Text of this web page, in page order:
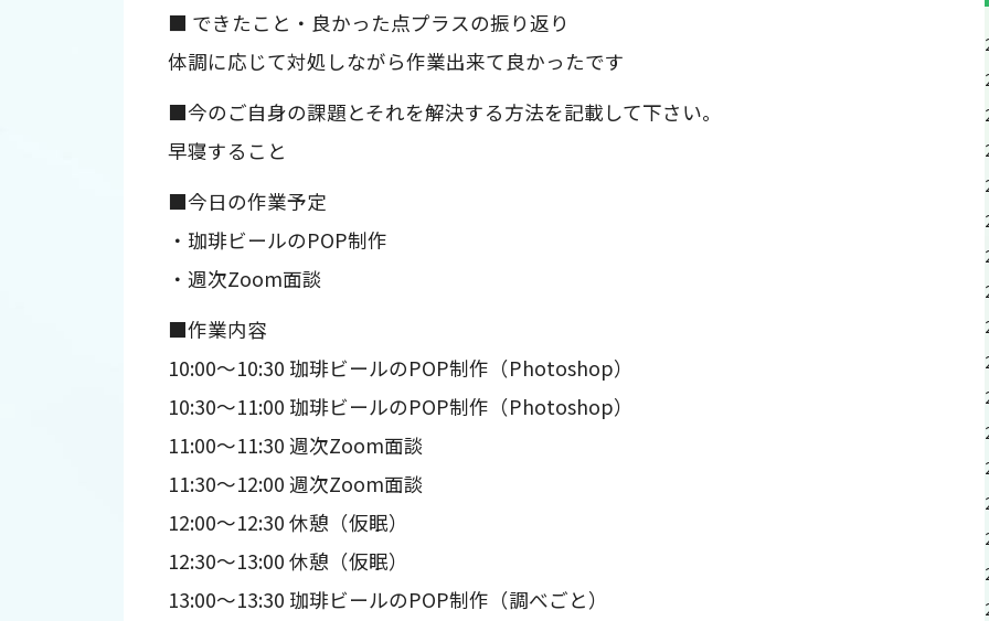
■ できたこと・良かった点プラスの振り返り
体調に応じて対処しながら作業出来て良かったです
■今のご自身の課題とそれを解決する方法を記載して下さい。
早寝すること
■今日の作業予定
・珈琲ビールのPOP制作
・週次Zoom面談
■作業内容
10:00～10:30 珈琲ビールのPOP制作（Photoshop）
10:30～11:00 珈琲ビールのPOP制作（Photoshop）
11:00～11:30 週次Zoom面談
11:30～12:00 週次Zoom面談
12:00～12:30 休憩（仮眠）
12:30～13:00 休憩（仮眠）
13:00～13:30 珈琲ビールのPOP制作（調べごと）